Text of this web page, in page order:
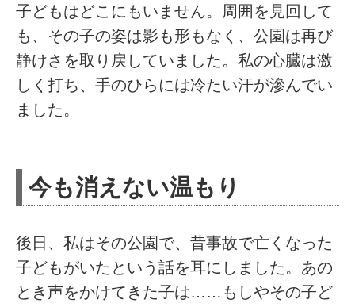
子どもはどこにもいません。周囲を見回して
も、その子の姿は影も形もなく、公園は再び
静けさを取り戻していました。私の心臓は激
しく打ち、手のひらには冷たい汗が滲んでい
ました。
今も消えない温もり
後日、私はその公園で、昔事故で亡くなった
子どもがいたという話を耳にしました。あの
とき声をかけてきた子は……もしやその子ど